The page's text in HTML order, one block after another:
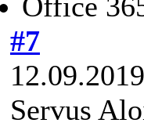
#7
Servus